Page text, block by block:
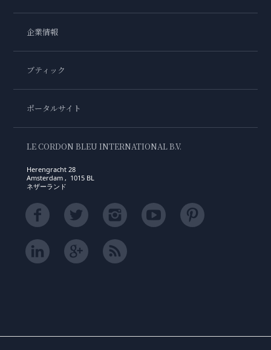
企業情報
ブティック
ポータルサイト
LE CORDON BLEU INTERNATIONAL B.V.
Herengracht 28
Amsterdam , 1015 BL
ネザーランド